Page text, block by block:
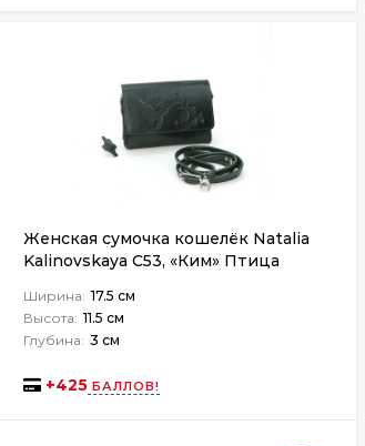
Женская сумочка кошелёк Natalia
Kalinovskaya С53, «Ким» Птица
Ширина: 17.5 см
Высота: 11.5 см
Глубина: 3 см
+425 БАЛЛОВ!